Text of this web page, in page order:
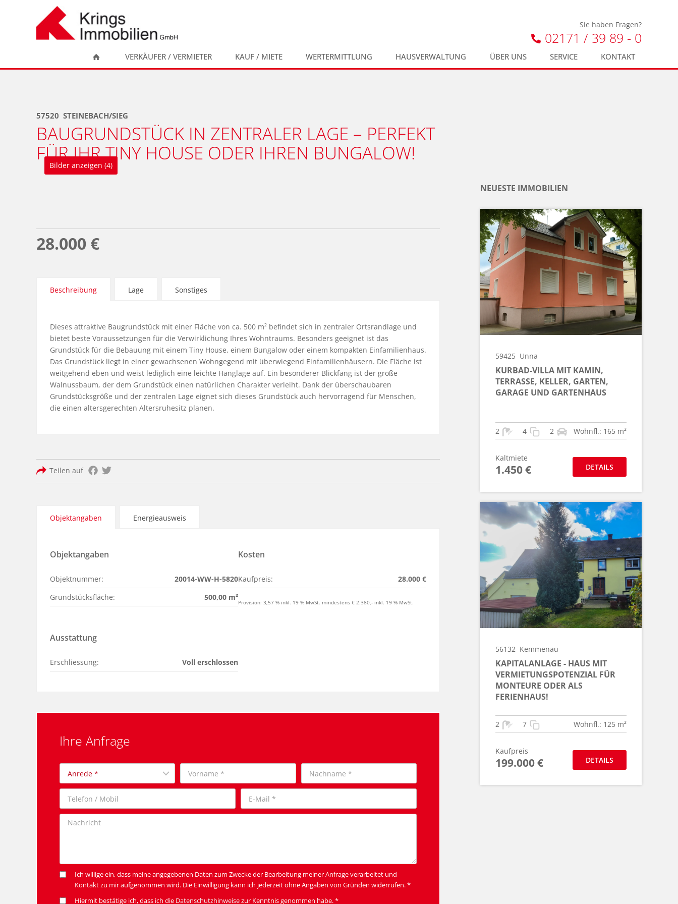
Sie haben Fragen?
02171 / 39 89 - 0
VERKÄUFER / VERMIETER KAUF / MIETE WERTERMITTLUNG HAUSVERWALTUNG ÜBER UNS SERVICE KONTAKT
57520 STEINEBACH/SIEG
BAUGRUNDSTÜCK IN ZENTRALER LAGE – PERFEKT
FÜR IHR TINY HOUSE ODER IHREN BUNGALOW!
Bilder anzeigen (4)
28.000 €
Beschreibung Lage Sonstiges
Dieses attraktive Baugrundstück mit einer Fläche von ca. 500 m² befindet sich in zentraler Ortsrandlage und
bietet beste Voraussetzungen für die Verwirklichung Ihres Wohntraums. Besonders geeignet ist das
Grundstück für die Bebauung mit einem Tiny House, einem Bungalow oder einem kompakten Einfamilienhaus.
Das Grundstück liegt in einer gewachsenen Wohngegend mit überwiegend Einfamilienhäusern. Die Fläche ist
weitgehend eben und weist lediglich eine leichte Hanglage auf. Ein besonderer Blickfang ist der große
Walnussbaum, der dem Grundstück einen natürlichen Charakter verleiht. Dank der überschaubaren
Grundstücksgröße und der zentralen Lage eignet sich dieses Grundstück auch hervorragend für Menschen,
die einen altersgerechten Altersruhesitz planen.
Teilen auf
Objektangaben Energieausweis
Objektangaben
Objektnummer:
20014-WW-H-5820
Grundstücksfläche:
500,00 m²
Kosten
Kaufpreis: 28.000 €
Provision: 3,57 % inkl. 19 % MwSt. mindestens € 2.380,- inkl. 19 % MwSt.
Ausstattung
Erschliessung: Voll erschlossen
Ihre Anfrage
Ich willige ein, dass meine angegebenen Daten zum Zwecke der Bearbeitung meiner Anfrage verarbeitet und
Kontakt zu mir aufgenommen wird. Die Einwilligung kann ich jederzeit ohne Angaben von Gründen widerrufen. *
Hiermit bestätige ich, dass ich die Datenschutzhinweisezur Kenntnis genommen habe. *
NEUESTE IMMOBILIEN
59425 Unna
KURBAD-VILLA MIT KAMIN,
TERRASSE, KELLER, GARTEN,
GARAGE UND GARTENHAUS
2 4 2 Wohnfl.: 165 m²
Kaltmiete
1.450 € DETAILS
56132 Kemmenau
KAPITALANLAGE - HAUS MIT
VERMIETUNGSPOTENZIAL FÜR
MONTEURE ODER ALS
FERIENHAUS!
2 7 Wohnfl.: 125 m²
Kaufpreis
199.000 € DETAILS